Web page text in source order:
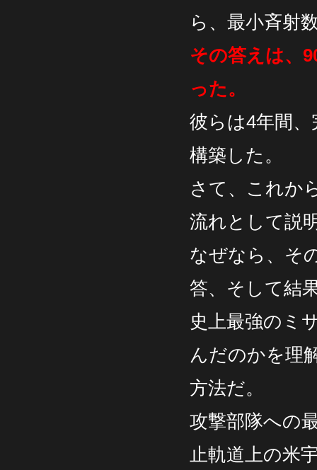
ら、最小斉射
その答えは、
った。
彼らは4年間
構築した。
さて、これか
流れとして説
なぜなら、そ
答、そして結
史上最強のミ
んだのかを理
方法だ。
攻撃部隊への
止軌道上の米